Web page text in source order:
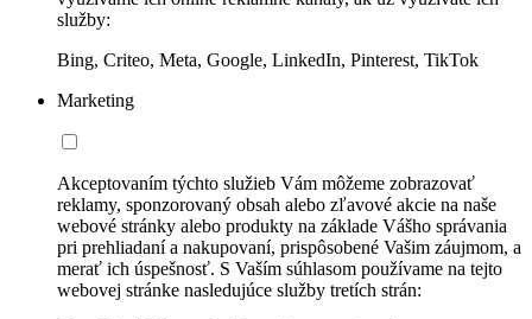
služby:
Bing, Criteo, Meta, Google, LinkedIn, Pinterest, TikTok
Marketing
Akceptovaním týchto služieb Vám môžeme zobrazovať
reklamy, sponzorovaný obsah alebo zľavové akcie na naše
webové stránky alebo produkty na základe Vášho správania
pri prehliadaní a nakupovaní, prispôsobené Vašim záujmom, a
merať ich úspešnosť. S Vaším súhlasom používame na tejto
webovej stránke nasledujúce služby tretích strán: